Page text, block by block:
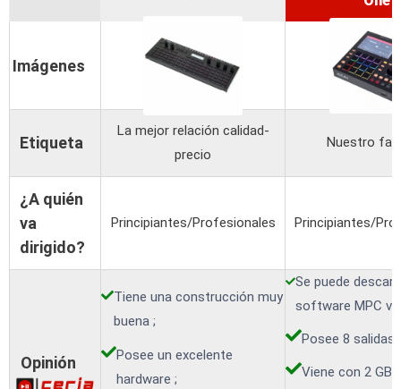
Imágenes
Etiqueta
La mejor relación calidad-
precio
Nuestro
¿A quién
va
dirigido?
Principiantes/Profesionales Principiantes/
Opinión
Tiene una construcción muy
buena ;
Posee un excelente
hardware ;
Se puede
software MPC
Posee 8 salidas
Viene con 2 GB